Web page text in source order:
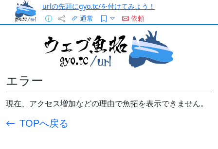
urlの先頭にgyo.tc/を付けてみよう！
通常
依頼